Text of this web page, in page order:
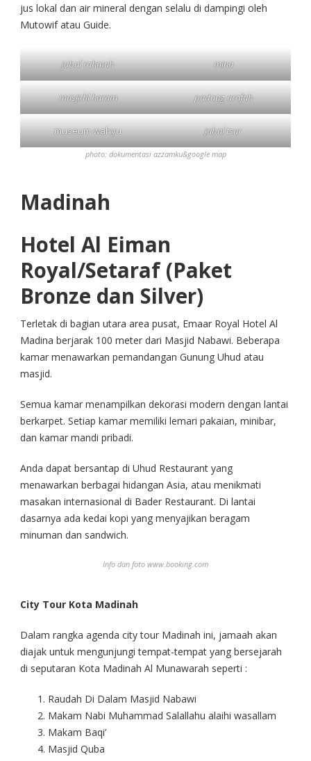
jus lokal dan air mineral dengan selalu di dampingi oleh
Mutowif atau Guide.
jabal rahmah mina
masjidil haram padang arafah
museum wahyu jabal tsur
photo: dokumentasi azzamku&google map
Madinah
Hotel Al Eiman
Royal/Setaraf (Paket
Bronze dan Silver)
Terletak di bagian utara area pusat, Emaar Royal Hotel Al
Madina berjarak 100 meter dari Masjid Nabawi. Beberapa
kamar menawarkan pemandangan Gunung Uhud atau
masjid.
Semua kamar menampilkan dekorasi modern dengan lantai
berkarpet. Setiap kamar memiliki lemari pakaian, minibar,
dan kamar mandi pribadi.
Anda dapat bersantap di Uhud Restaurant yang
menawarkan berbagai hidangan Asia, atau menikmati
masakan internasional di Bader Restaurant. Di lantai
dasarnya ada kedai kopi yang menyajikan beragam
minuman dan sandwich.
Info dan foto www.booking.com
City Tour Kota Madinah
Dalam rangka agenda city tour Madinah ini, jamaah akan
diajak untuk mengunjungi tempat-tempat yang bersejarah
di seputaran Kota Madinah Al Munawarah seperti :
Raudah Di Dalam Masjid Nabawi
Makam Nabi Muhammad Salallahu alaihi wasallam
Makam Baqi’
Masjid Quba